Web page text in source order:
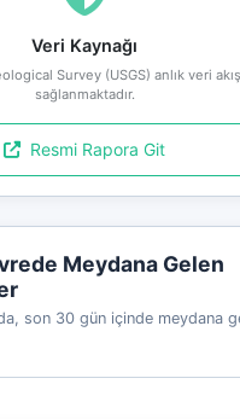
Veri Kaynağı
Survey (USGS) anlık veri
sağlanmaktadır.
Resmi Rapora Git
Meydana Gelen
son 30 gün içinde meydana